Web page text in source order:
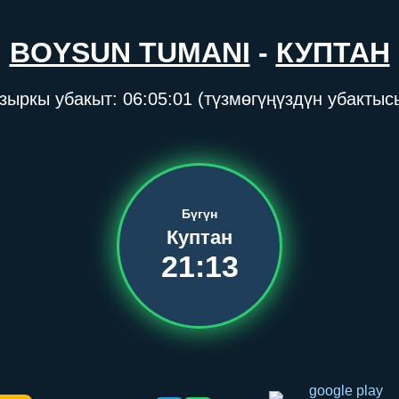
BOYSUN TUMANI - КУПТАН
убакыт: 06:05:01 (түзмөгүңүздүн
Бүгүн
Куптан
21:13